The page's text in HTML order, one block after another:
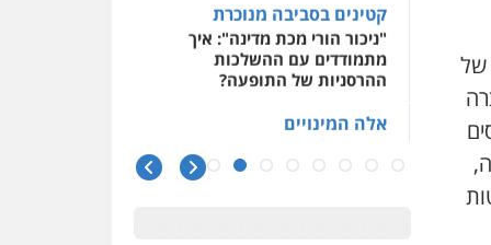
של
קטינים בסביבה מנוכרת
"ניכור הורי מכת מדינה": איך
מתמודדים עם ההשלכות
ההרסניות של התופעה?
אלה המינויים
26 שופטים ורשמים נוספים